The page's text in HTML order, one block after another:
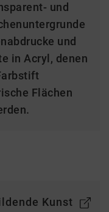
und
und
in Acryl, denen
Flächen
Kunst